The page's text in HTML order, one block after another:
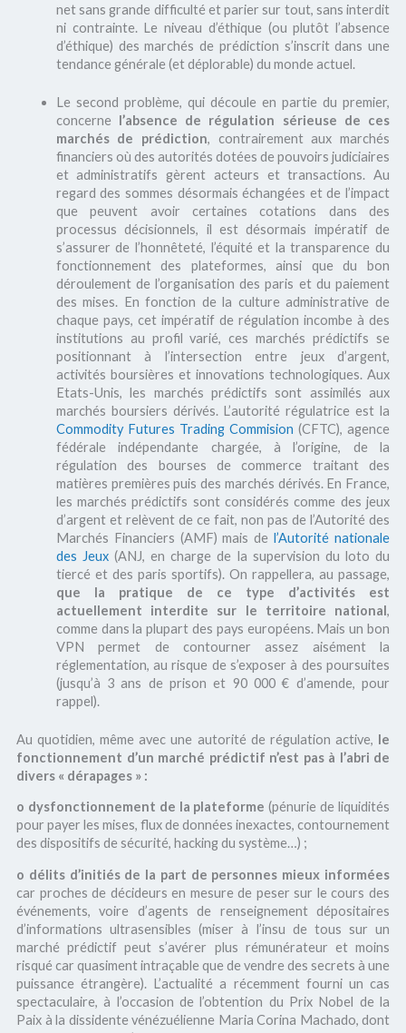
net sans grande difficulté et parier sur tout, sans interdit
ni contrainte. Le niveau d’éthique (ou plutôt l’absence
d’éthique) des marchés de prédiction s’inscrit dans une
tendance générale (et déplorable) du monde actuel.
Le second problème, qui découle en partie du premier,
concerne l’absence de régulation sérieuse de ces
marchés de prédiction, contrairement aux marchés
financiers où des autorités dotées de pouvoirs judiciaires
et administratifs gèrent acteurs et transactions. Au
regard des sommes désormais échangées et de l’impact
que peuvent avoir certaines cotations dans des
processus décisionnels, il est désormais impératif de
s’assurer de l’honnêteté, l’équité et la transparence du
fonctionnement des plateformes, ainsi que du bon
déroulement de l’organisation des paris et du paiement
des mises. En fonction de la culture administrative de
chaque pays, cet impératif de régulation incombe à des
institutions au profil varié, ces marchés prédictifs se
positionnant à l’intersection entre jeux d’argent,
activités boursières et innovations technologiques. Aux
Etats-Unis, les marchés prédictifs sont assimilés aux
marchés boursiers dérivés. L’autorité régulatrice est la
Commodity Futures Trading Commision (CFTC), agence
fédérale indépendante chargée, à l’origine, de la
régulation des bourses de commerce traitant des
matières premières puis des marchés dérivés. En France,
les marchés prédictifs sont considérés comme des jeux
d’argent et relèvent de ce fait, non pas de l’Autorité des
Marchés Financiers (AMF) mais del’Autorité nationale
des Jeux(ANJ, en charge de la supervision du loto du
tiercé et des paris sportifs). On rappellera, au passage,
que la pratique de ce type d’activités est
actuellement interdite sur le territoire national,
comme dans la plupart des pays européens. Mais un bon
VPN permet de contourner assez aisément la
réglementation, au risque de s’exposer à des poursuites
(jusqu’à 3 ans de prison et 90 000 € d’amende, pour
rappel).
Au quotidien, même avec une autorité de régulation active, le
fonctionnement d’un marché prédictif n’est pas à l’abri de
divers « dérapages » :
o dysfonctionnement de la plateforme (pénurie de liquidités
pour payer les mises, flux de données inexactes, contournement
des dispositifs de sécurité, hacking du système…) ;
o délits d’initiés de la part de personnes mieux informées
car proches de décideurs en mesure de peser sur le cours des
événements, voire d’agents de renseignement dépositaires
d’informations ultrasensibles (miser à l’insu de tous sur un
marché prédictif peut s’avérer plus rémunérateur et moins
risqué car quasiment intraçable que de vendre des secrets à une
puissance étrangère). L’actualité a récemment fourni un cas
spectaculaire, à l’occasion de l’obtention du Prix Nobel de la
Paix à la dissidente vénézuélienne Maria Corina Machado, dont